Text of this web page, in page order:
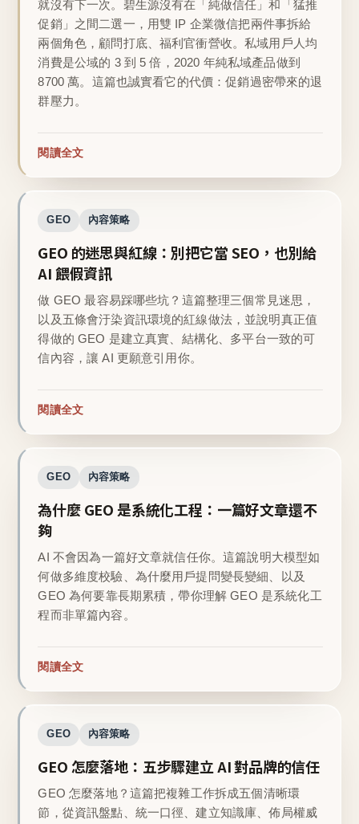
就沒有下一次。碧生源沒有在「純做信任」和「猛推
促銷」之間二選一，用雙 IP 企業微信把兩件事拆給
兩個角色，顧問打底、福利官衝營收。私域用戶人均
消費是公域的 3 到 5 倍，2020 年純私域產品做到
8700 萬。這篇也誠實看它的代價：促銷過密帶來的退
群壓力。
閱讀全文
GEO 內容策略
GEO 的迷思與紅線：別把它當 SEO，也別給
AI 餵假資訊
做 GEO 最容易踩哪些坑？這篇整理三個常見迷思，
以及五條會汙染資訊環境的紅線做法，並說明真正值
得做的 GEO 是建立真實、結構化、多平台一致的可
信內容，讓 AI 更願意引用你。
閱讀全文
GEO 內容策略
為什麼 GEO 是系統化工程：一篇好文章還不
夠
AI 不會因為一篇好文章就信任你。這篇說明大模型如
何做多維度校驗、為什麼用戶提問變長變細、以及
GEO 為何要靠長期累積，帶你理解 GEO 是系統化工
程而非單篇內容。
閱讀全文
GEO 內容策略
GEO 怎麼落地：五步驟建立 AI 對品牌的信任
GEO 怎麼落地？這篇把複雜工作拆成五個清晰環
節，從資訊盤點、統一口徑、建立知識庫、佈局權威